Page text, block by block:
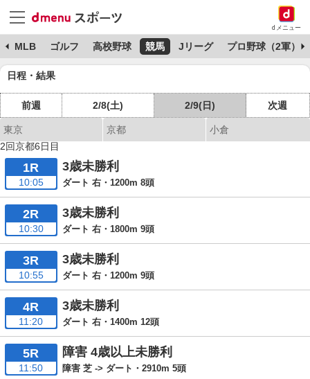
dメニュー
MLB ゴルフ 高校野球 競馬 Jリーグ プロ野球（2軍）
日程・結果
前週 2/8(土) 2/9(日) 次週
東京 京都
小倉
2回京都6日目
1R
10:05
3歳未勝利
ダート 右・1200m 8頭
2R
10:30
3歳未勝利
ダート 右・1800m 9頭
3R
10:55
3歳未勝利
ダート 右・1200m 9頭
4R
11:20
3歳未勝利
ダート 右・1400m 12頭
5R
11:50
障害 4歳以上未勝利
障害 芝 -> ダート・2910m 5頭